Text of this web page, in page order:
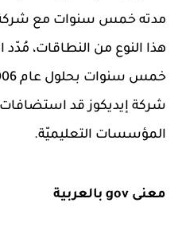
مدته خمس سنوات مع شركة
هذا النوع من النطاقات، مُدّد
شركة إيديكوز قد
المؤسسات التعليميّة.
معنى gov بالعربية